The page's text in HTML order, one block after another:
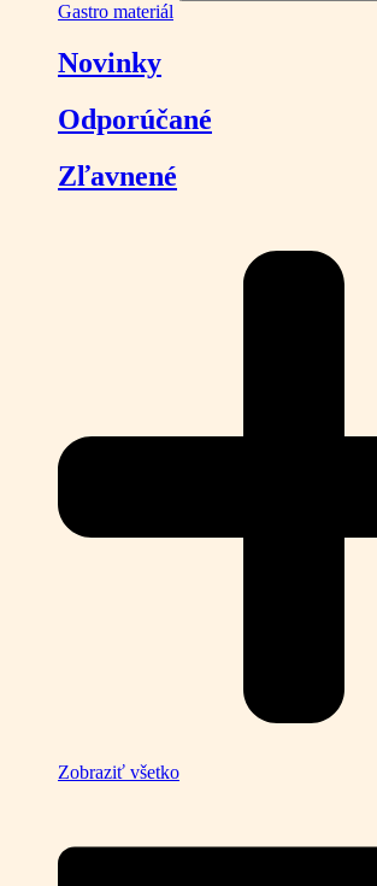
Gastro materiál
Novinky
Odporúčané
Zľavnené
Zobraziť všetko